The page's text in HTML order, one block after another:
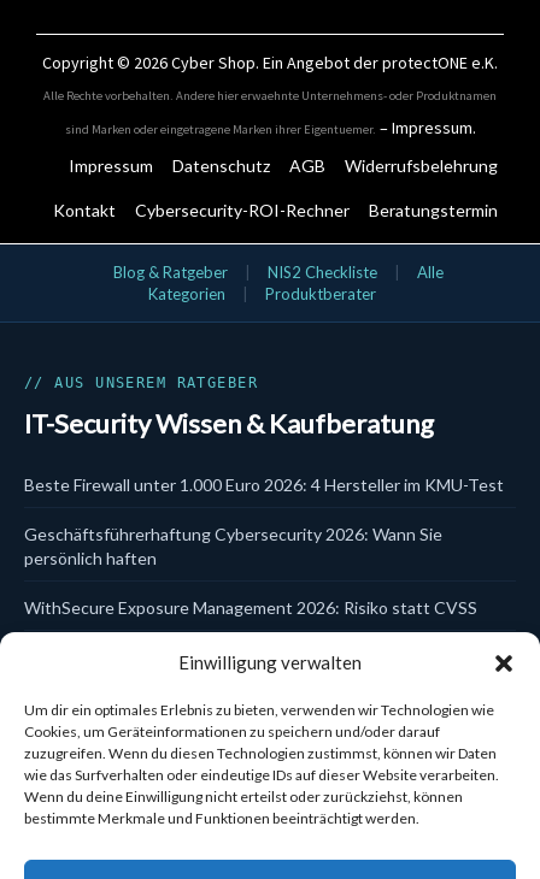
Einwilligung verwalten
Um dir ein optimales Erlebnis zu bieten, verwenden wir Technologien wie
Cookies, um Geräteinformationen zu speichern und/oder darauf
zuzugreifen. Wenn du diesen Technologien zustimmst, können wir Daten
wie das Surfverhalten oder eindeutige IDs auf dieser Website verarbeiten.
Wenn du deine Einwilligung nicht erteilst oder zurückziehst, können
bestimmte Merkmale und Funktionen beeinträchtigt werden.
Copyright © 2026Cyber Shop. Ein Angebot der protectONE e.K.
Alle Rechte vorbehalten. Andere hier erwaehnte Unternehmens- oder Produktnamen
sind Marken oder eingetragene Marken ihrer Eigentuemer. –Impressum.
Impressum Datenschutz AGB Widerrufsbelehrung
Kontakt Cybersecurity-ROI-Rechner Beratungstermin
IT-Security Kategorien
Bundles
Data Security
DSGVO & KI
Endpoint Security
Firewalls
Hersteller
Incident Response
Kanzlei-Schulungen
MDR
MFA
Mobile Security
NDR
Network Security
Netzwerk-Zubehör
Schulungen & Compliance
Blog & Ratgeber NIS2 Checkliste
Alle
Kategorien
Produktberater
// AUS UNSEREM RATGEBER
IT-Security Wissen & Kaufberatung
Beste Firewall unter 1.000 Euro 2026: 4 Hersteller im KMU-Test
Geschäftsführerhaftung Cybersecurity 2026: Wann Sie
persönlich haften
WithSecure Exposure Management 2026: Risiko statt CVSS
Trellix Data Encryption DSGVO 2026: Laptop- und USB-Schutz
WatchGuard Cloud Firebox einrichten 2026: In 5 Schritten zur
zentral verwalteten Firewall
Sophos Central Konsole 2026: Eine Plattform für 6
Sicherheitsbereiche